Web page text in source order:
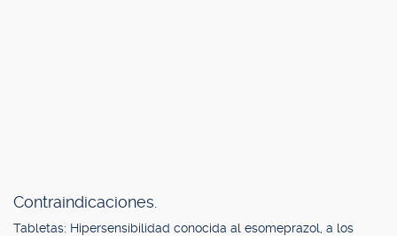
Contraindicaciones.
Tabletas: Hipersensibilidad conocida al esomeprazol, a los